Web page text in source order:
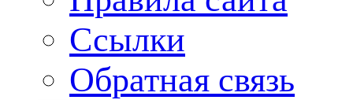
Ссылки
Обратная связь